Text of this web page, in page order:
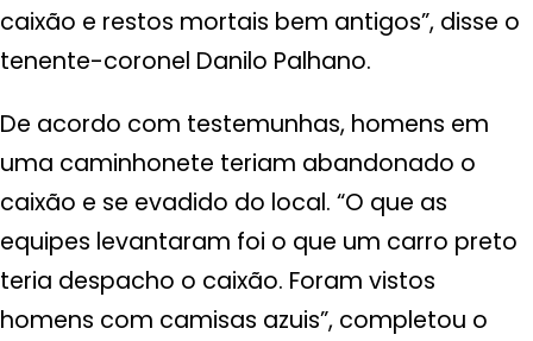
caixão e restos mortais bem antigos”, disse o
tenente-coronel Danilo Palhano.
De acordo com testemunhas, homens em
uma caminhonete teriam abandonado o
caixão e se evadido do local. “O que as
equipes levantaram foi o que um carro preto
teria despacho o caixão. Foram vistos
homens com camisas azuis”, completou o